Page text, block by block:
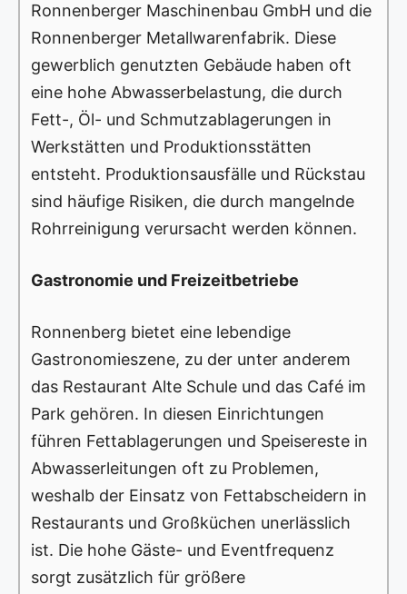
Ronnenberger Maschinenbau GmbH und die
Ronnenberger Metallwarenfabrik. Diese
gewerblich genutzten Gebäude haben oft
eine hohe Abwasserbelastung, die durch
Fett-, Öl- und Schmutzablagerungen in
Werkstätten und Produktionsstätten
entsteht. Produktionsausfälle und Rückstau
sind häufige Risiken, die durch mangelnde
Rohrreinigung verursacht werden können.
Gastronomie und Freizeitbetriebe
Ronnenberg bietet eine lebendige
Gastronomieszene, zu der unter anderem
das Restaurant Alte Schule und das Café im
Park gehören. In diesen Einrichtungen
führen Fettablagerungen und Speisereste in
Abwasserleitungen oft zu Problemen,
weshalb der Einsatz von Fettabscheidern in
Restaurants und Großküchen unerlässlich
ist. Die hohe Gäste- und Eventfrequenz
sorgt zusätzlich für größere